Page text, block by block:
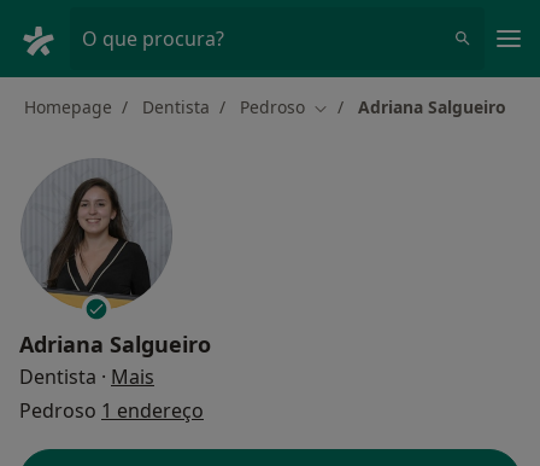
O que procura?
Homepage Dentista Pedroso Mudar de cidade
Adriana Salgueiro
Adriana Salgueiro
Dentista · Mais
Pedroso 1 endereço